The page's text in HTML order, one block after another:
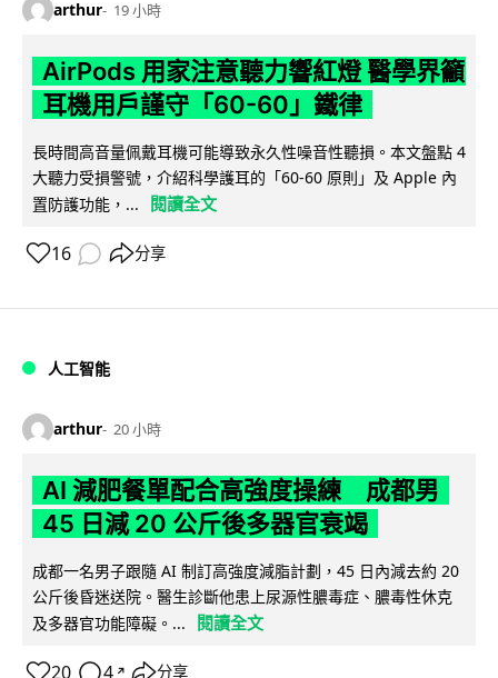
arthur 19 小時
AirPods 用家注意聽力響紅燈 醫學界籲
耳機用戶謹守「60-60」鐵律
長時間高音量佩戴耳機可能導致永久性噪音性聽損。本文盤點 4
大聽力受損警號，介紹科學護耳的「60-60 原則」及 Apple 內
置防護功能，...
閱讀全文
16 分享
人工智能
arthur 20 小時
AI 減肥餐單配合高強度操練 成都男
45 日減 20 公斤後多器官衰竭
成都一名男子跟隨 AI 制訂高強度減脂計劃，45 日內減去約 20
公斤後昏迷送院。醫生診斷他患上尿源性膿毒症、膿毒性休克
及多器官功能障礙。...
閱讀全文
20 4 ↗ 分享